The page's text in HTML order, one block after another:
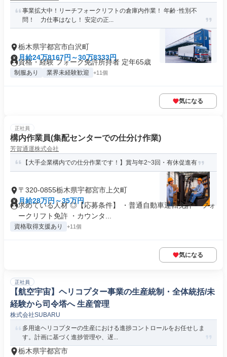
事業拡大中！リーチフォークリフトの倉庫内作業！ 年齢･性別不
問！ 力仕事はなし！ 安定の正...
栃木県宇都宮市白沢町
月給24万8167円～30万8333円
資格・経験 フォーク免許所持者 定年65歳
制服あり 業界未経験歓迎 +11個
気になる
正社員
構内作業員(集配センターでの仕分け作業)
芳賀通運株式会社
【大手企業構内での仕分作業です！】賞与年2~3回・有休促進有
〒320-0855栃木県宇都宮市上欠町
月給28万円～35万円
求めている人材 ◎【応募条件】 ・普通自動車運転免許 ・フォ
ークリフト免許 ・カウンタ...
資格取得支援あり +11個
気になる
正社員
【航空宇宙】ヘリコプター事業の生産統制・全体統括/未
経験から司令塔へ 生産管理
株式会社SUBARU
多用途ヘリコプターの生産における進捗コントロールをお任せしま
す。計画に基づく進捗管理や、遅...
栃木県宇都宮市